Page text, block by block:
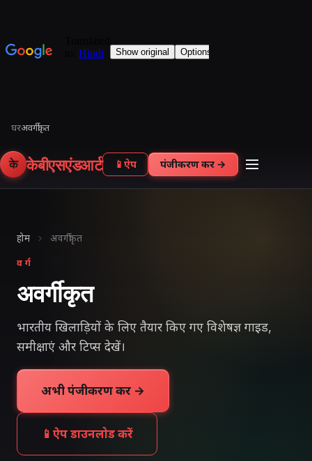
घरअवर्गीकृत
के केबीएसएंडआर्ट 📱 ऐप पंजीकरण करें →
होम › अवर्गीकृत
वर्ग
अवर्गीकृत
भारतीय खिलाड़ियों के लिए तैयार किए गए विशेषज्ञ गाइड,
समीक्षाएं और टिप्स देखें।
अभी पंजीकरण करें →
📱 ऐप डाउनलोड करें